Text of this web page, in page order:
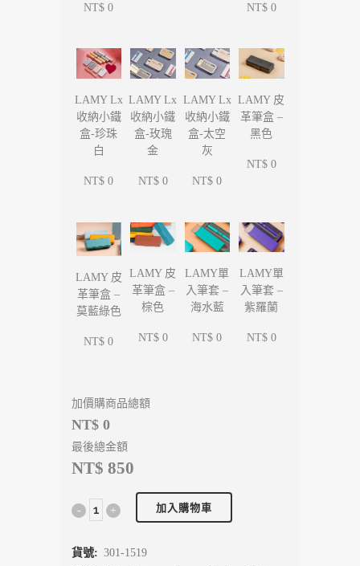
NT$ 0 NT$ 0
LAMY Lx
收納小鐵
盒-珍珠
白
NT$ 0
LAMY Lx
收納小鐵
盒-玫瑰
金
NT$ 0
LAMY Lx
收納小鐵
盒-太空
灰
NT$ 0
LAMY 皮
革筆盒 –
黑色
NT$ 0
LAMY 皮
革筆盒 –
莫藍綠色
NT$ 0
LAMY 皮
革筆盒 –
棕色
NT$ 0
LAMY單
入筆套 –
海水藍
NT$ 0
LAMY單
入筆套 –
紫羅蘭
NT$ 0
加價購商品總額
NT$ 0
最後總金額
NT$ 850
加入購物車
貨號: 301-1519